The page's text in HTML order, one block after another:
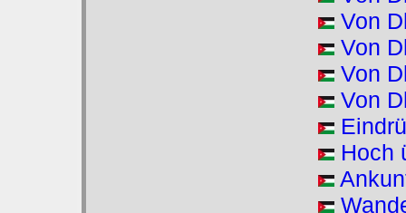
Von
Von
Von
Von
Hoch